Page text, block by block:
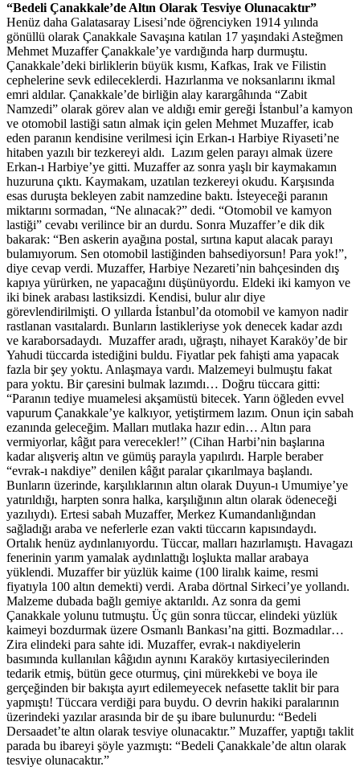
“Bedeli Çanakkale’de Altın Olarak Tesviye Olunacaktır”
Henüz daha Galatasaray Lisesi’nde öğrenciyken 1914 yılında
gönüllü olarak Çanakkale Savaşına katılan 17 yaşındaki Asteğmen
Mehmet Muzaffer Çanakkale’ye vardığında harp durmuştu.
Çanakkale’deki birliklerin büyük kısmı, Kafkas, Irak ve Filistin
cephelerine sevk edileceklerdi. Hazırlanma ve noksanlarını ikmal
emri aldılar. Çanakkale’de birliğin alay karargâhında “Zabit
Namzedi” olarak görev alan ve aldığı emir gereği İstanbul’a kamyon
ve otomobil lastiği satın almak için gelen Mehmet Muzaffer, icab
eden paranın kendisine verilmesi için Erkan-ı Harbiye Riyaseti’ne
hitaben yazılı bir tezkereyi aldı. Lazım gelen parayı almak üzere
Erkan-ı Harbiye’ye gitti. Muzaffer az sonra yaşlı bir kaymakamın
huzuruna çıktı. Kaymakam, uzatılan tezkereyi okudu. Karşısında
esas duruşta bekleyen zabit namzedine baktı. İsteyeceği paranın
miktarını sormadan, “Ne alınacak?” dedi. “Otomobil ve kamyon
lastiği” cevabı verilince bir an durdu. Sonra Muzaffer’e dik dik
bakarak: “Ben askerin ayağına postal, sırtına kaput alacak parayı
bulamıyorum. Sen otomobil lastiğinden bahsediyorsun! Para yok!”,
diye cevap verdi. Muzaffer, Harbiye Nezareti’nin bahçesinden dış
kapıya yürürken, ne yapacağını düşünüyordu. Eldeki iki kamyon ve
iki binek arabası lastiksizdi. Kendisi, bulur alır diye
görevlendirilmişti. O yıllarda İstanbul’da otomobil ve kamyon nadir
rastlanan vasıtalardı. Bunların lastikleriyse yok denecek kadar azdı
ve karaborsadaydı. Muzaffer aradı, uğraştı, nihayet Karaköy’de bir
Yahudi tüccarda istediğini buldu. Fiyatlar pek fahişti ama yapacak
fazla bir şey yoktu. Anlaşmaya vardı. Malzemeyi bulmuştu fakat
para yoktu. Bir çaresini bulmak lazımdı… Doğru tüccara gitti:
“Paranın tediye muamelesi akşamüstü bitecek. Yarın öğleden evvel
vapurum Çanakkale’ye kalkıyor, yetiştirmem lazım. Onun için sabah
ezanında geleceğim. Malları mutlaka hazır edin… Altın para
vermiyorlar, kâğıt para verecekler!’’ (Cihan Harbi’nin başlarına
kadar alışveriş altın ve gümüş parayla yapılırdı. Harple beraber
“evrak-ı nakdiye” denilen kâğıt paralar çıkarılmaya başlandı.
Bunların üzerinde, karşılıklarının altın olarak Duyun-ı Umumiye’ye
yatırıldığı, harpten sonra halka, karşılığının altın olarak ödeneceği
yazılıydı). Ertesi sabah Muzaffer, Merkez Kumandanlığından
sağladığı araba ve neferlerle ezan vakti tüccarın kapısındaydı.
Ortalık henüz aydınlanıyordu. Tüccar, malları hazırlamıştı. Havagazı
fenerinin yarım yamalak aydınlattığı loşlukta mallar arabaya
yüklendi. Muzaffer bir yüzlük kaime (100 liralık kaime, resmi
fiyatıyla 100 altın demekti) verdi. Araba dörtnal Sirkeci’ye yollandı.
Malzeme dubada bağlı gemiye aktarıldı. Az sonra da gemi
Çanakkale yolunu tutmuştu. Üç gün sonra tüccar, elindeki yüzlük
kaimeyi bozdurmak üzere Osmanlı Bankası’na gitti. Bozmadılar…
Zira elindeki para sahte idi. Muzaffer, evrak-ı nakdiyelerin
basımında kullanılan kâğıdın aynını Karaköy kırtasiyecilerinden
tedarik etmiş, bütün gece oturmuş, çini mürekkebi ve boya ile
gerçeğinden bir bakışta ayırt edilemeyecek nefasette taklit bir para
yapmıştı! Tüccara verdiği para buydu. O devrin hakiki paralarının
üzerindeki yazılar arasında bir de şu ibare bulunurdu: “Bedeli
Dersaadet’te altın olarak tesviye olunacaktır.” Muzaffer, yaptığı taklit
parada bu ibareyi şöyle yazmıştı: “Bedeli Çanakkale’de altın olarak
tesviye olunacaktır.”